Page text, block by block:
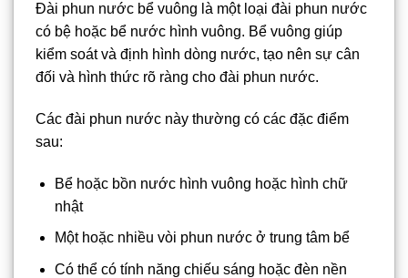
Đài phun nước bể vuông là một loại đài phun nước
có bệ hoặc bể nước hình vuông. Bể vuông giúp
kiểm soát và định hình dòng nước, tạo nên sự cân
đối và hình thức rõ ràng cho đài phun nước.
Các đài phun nước này thường có các đặc điểm
sau:
Bể hoặc bồn nước hình vuông hoặc hình chữ
nhật
Một hoặc nhiều vòi phun nước ở trung tâm bể
Có thể có tính năng chiếu sáng hoặc đèn nền